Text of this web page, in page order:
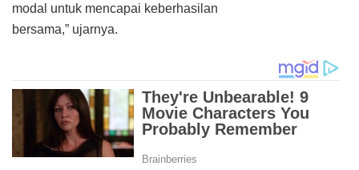
modal untuk mencapai keberhasilan
bersama,” ujarnya.